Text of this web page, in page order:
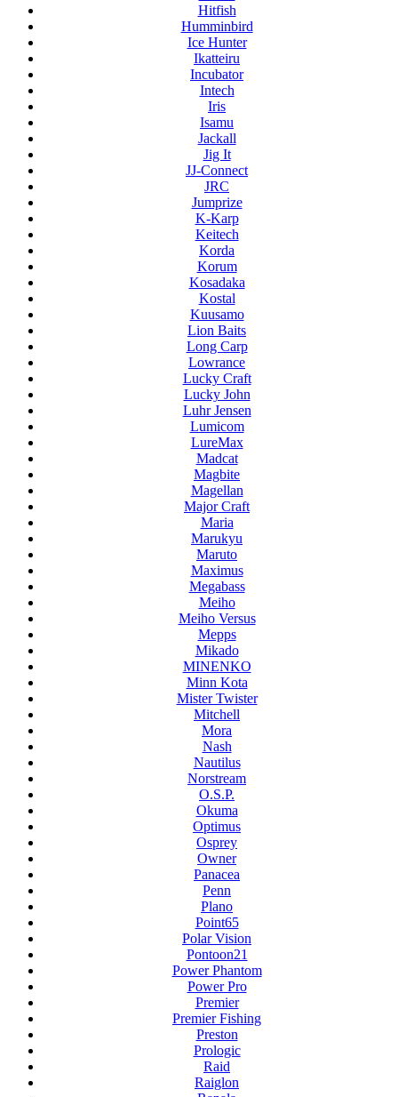
Hitfish
Humminbird
Ice Hunter
Ikatteiru
Incubator
Intech
Iris
Isamu
Jackall
Jig It
JJ-Connect
JRC
Jumprize
K-Karp
Keitech
Korda
Korum
Kosadaka
Kostal
Kuusamo
Lion Baits
Long Carp
Lowrance
Lucky Craft
Lucky John
Luhr Jensen
Lumicom
LureMax
Madcat
Magbite
Magellan
Major Craft
Maria
Marukyu
Maruto
Maximus
Megabass
Meiho
Meiho Versus
Mepps
Mikado
MINENKO
Minn Kota
Mister Twister
Mitchell
Mora
Nash
Nautilus
Norstream
O.S.P.
Okuma
Optimus
Osprey
Owner
Panacea
Penn
Plano
Point65
Polar Vision
Pontoon21
Power Phantom
Power Pro
Premier
Premier Fishing
Preston
Prologic
Raid
Raiglon